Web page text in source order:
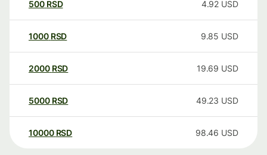
500 RSD 4.92 USD
1000 RSD 9.85 USD
2000 RSD 19.69 USD
5000 RSD 49.23 USD
10000 RSD 98.46 USD